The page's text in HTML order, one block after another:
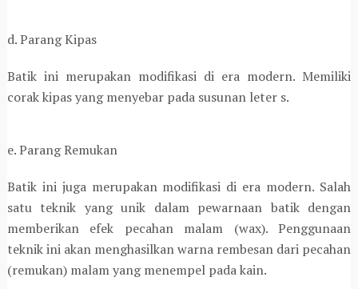
d. Parang Kipas
Batik ini merupakan modifikasi di era modern. Memiliki
corak kipas yang menyebar pada susunan leter s.
e. Parang Remukan
Batik ini juga merupakan modifikasi di era modern. Salah
satu teknik yang unik dalam pewarnaan batik dengan
memberikan efek pecahan malam (wax). Penggunaan
teknik ini akan menghasilkan warna rembesan dari pecahan
(remukan) malam yang menempel pada kain.